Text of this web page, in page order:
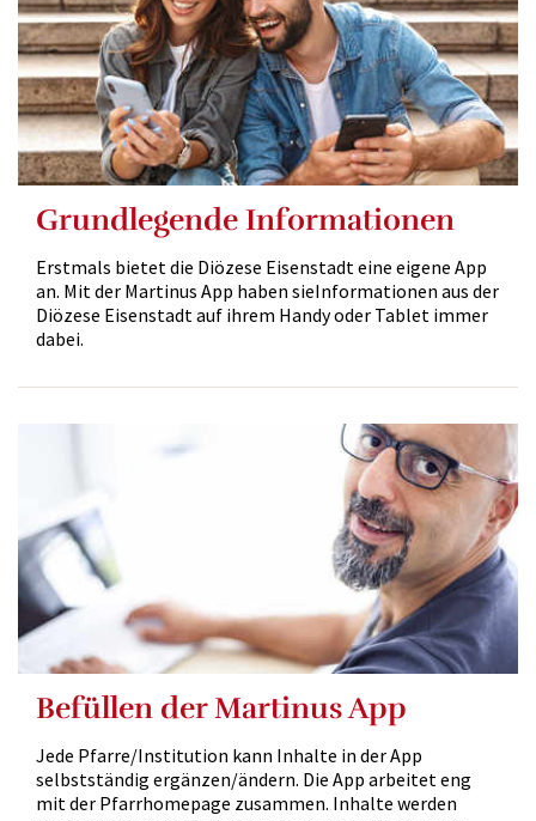
Grundlegende Informationen
Erstmals bietet die Diözese Eisenstadt eine eigene App
an. Mit der Martinus App haben sieInformationen aus der
Diözese Eisenstadt auf ihrem Handy oder Tablet immer
dabei.
Befüllen der Martinus App
Jede Pfarre/Institution kann Inhalte in der App
selbstständig ergänzen/ändern. Die App arbeitet eng
mit der Pfarrhomepage zusammen. Inhalte werden